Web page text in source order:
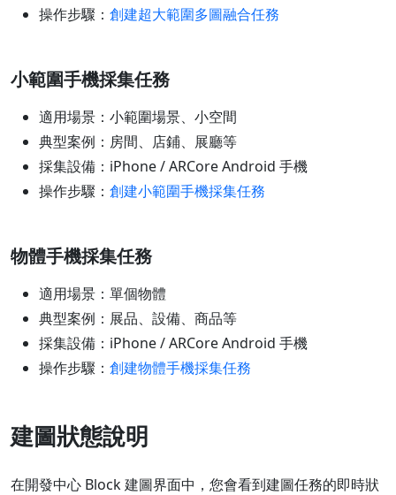
操作步驟： 創建超大範圍多圖融合任務
小範圍手機採集任務
適用場景：小範圍場景、小空間
典型案例：房間、店鋪、展廳等
採集設備：iPhone / ARCore Android 手機
操作步驟： 創建小範圍手機採集任務
物體手機採集任務
適用場景：單個物體
典型案例：展品、設備、商品等
採集設備：iPhone / ARCore Android 手機
操作步驟： 創建物體手機採集任務
建圖狀態說明
在開發中心 Block 建圖界面中，您會看到建圖任務的即時狀